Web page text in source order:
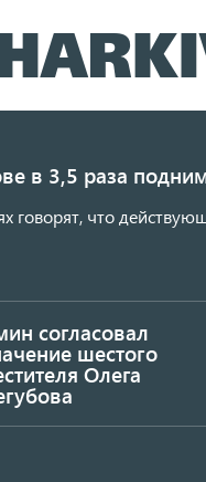
в 3,5 раза
говорят, что
согласовал
шестого
Олега